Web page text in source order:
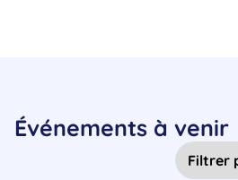
Événements à venir